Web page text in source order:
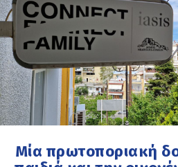
Μία πρωτοποριακή